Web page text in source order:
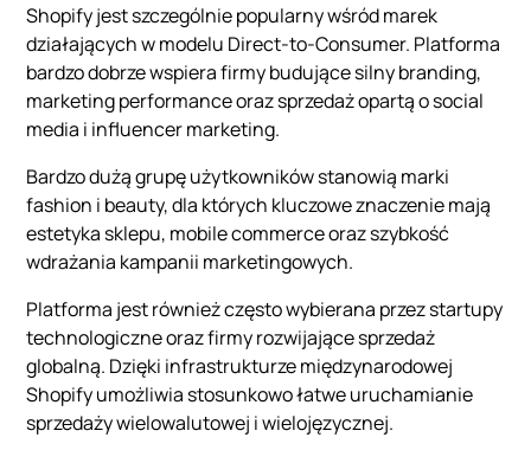
Shopify jest szczególnie popularny wśród marek
działających w modelu Direct-to-Consumer. Platforma
bardzo dobrze wspiera firmy budujące silny branding,
marketing performance oraz sprzedaż opartą o social
media i influencer marketing.
Bardzo dużą grupę użytkowników stanowią marki
fashion i beauty, dla których kluczowe znaczenie mają
estetyka sklepu, mobile commerce oraz szybkość
wdrażania kampanii marketingowych.
Platforma jest również często wybierana przez startupy
technologiczne oraz firmy rozwijające sprzedaż
globalną. Dzięki infrastrukturze międzynarodowej
Shopify umożliwia stosunkowo łatwe uruchamianie
sprzedaży wielowalutowej i wielojęzycznej.